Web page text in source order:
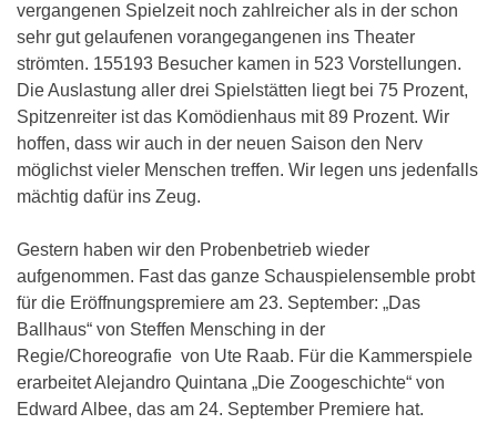
vergangenen Spielzeit noch zahlreicher als in der schon
sehr gut gelaufenen vorangegangenen ins Theater
strömten. 155193 Besucher kamen in 523 Vorstellungen.
Die Auslastung aller drei Spielstätten liegt bei 75 Prozent,
Spitzenreiter ist das Komödienhaus mit 89 Prozent. Wir
hoffen, dass wir auch in der neuen Saison den Nerv
möglichst vieler Menschen treffen. Wir legen uns jedenfalls
mächtig dafür ins Zeug.
Gestern haben wir den Probenbetrieb wieder
aufgenommen. Fast das ganze Schauspielensemble probt
für die Eröffnungspremiere am 23. September: „Das
Ballhaus“ von Steffen Mensching in der
Regie/Choreografie von Ute Raab. Für die Kammerspiele
erarbeitet Alejandro Quintana „Die Zoogeschichte“ von
Edward Albee, das am 24. September Premiere hat.